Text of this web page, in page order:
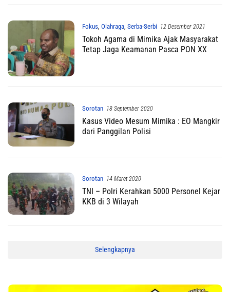
Fokus, Olahraga, Serba-Serbi 12 Desember 2021
Tokoh Agama di Mimika Ajak Masyarakat
Tetap Jaga Keamanan Pasca PON XX
Sorotan 18 September 2020
Kasus Video Mesum Mimika : EO Mangkir
dari Panggilan Polisi
Sorotan 14 Maret 2020
TNI – Polri Kerahkan 5000 Personel Kejar
KKB di 3 Wilayah
Selengkapnya